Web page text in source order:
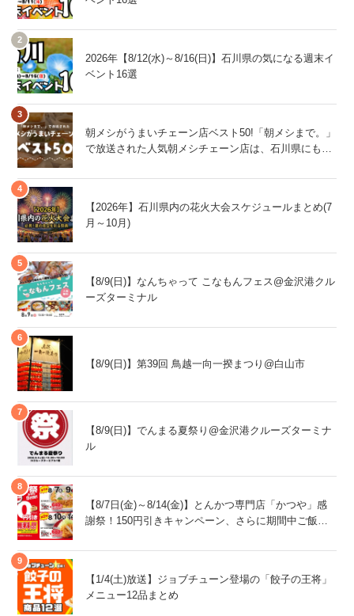
2026年【8/12(水)～8/16(日)】石川県の気になる週末イ
ベント16選
朝メシがうまいチェーン店ベスト50!「朝メシまで。」
で放送された人気朝メシチェーン店は、石川県にもあ
【2026年】石川県内の花火大会スケジュールまとめ(7
月～10月)
【8/9(日)】なんちゃって こなもんフェス@金沢港クル
ーズターミナル
【8/9(日)】第39回 鳥越一向一揆まつり@白山市
【8/9(日)】でんまる夏祭り@金沢港クルーズターミナ
ル
【8/7日(金)～8/14(金)】とんかつ専門店「かつや」感
謝祭！150円引きキャンペーン、さらに期間中ご飯大
【1/4(土)放送】ジョブチューン登場の「餃子の王将」
メニュー12品まとめ